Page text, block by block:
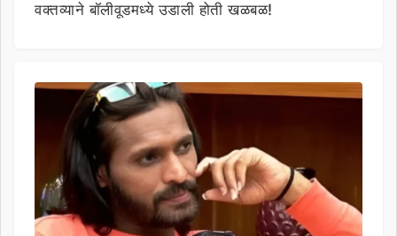
वक्तव्याने बॉलीवूडमध्ये उडाली होती खळबळ!